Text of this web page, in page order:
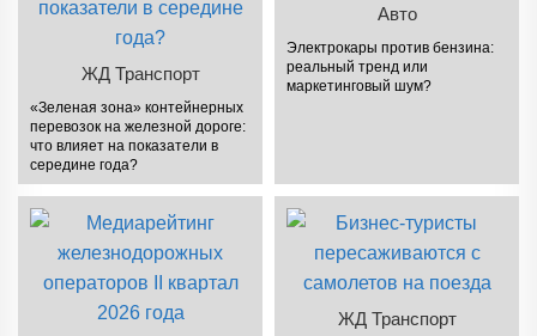
ЖД Транспорт
«Зеленая зона» контейнерных
перевозок на железной дороге:
что влияет на показатели в
середине года?
Авто
Электрокары против бензина:
реальный тренд или
маркетинговый шум?
ЖД Транспорт